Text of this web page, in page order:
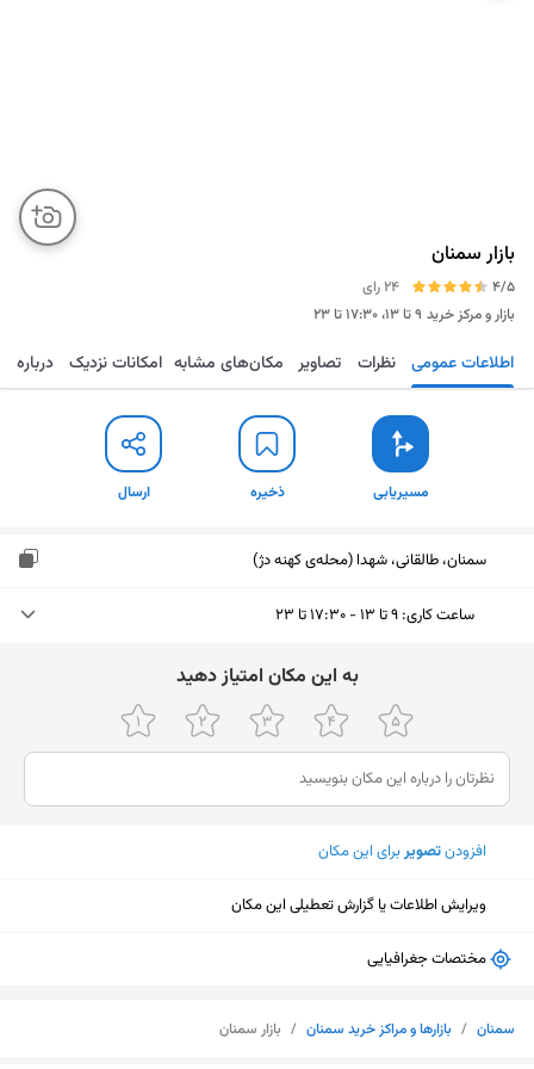
بازار سمنان
4/5
24 رای
بازار و مرکز خرید ۹ تا ۱۳، ۱۷:۳۰ تا ۲۳
مسیریابی ذخیره ارسال اطلاعات عمومی نظرات تصاویر مکان‌های مشابه امکانات نزدیک درباره
مسیریابی ذخیره ارسال
سمنان، طالقانی، شهدا (محله‌ی کهنه دژ)
ساعت کاری: ۹ تا ۱۳ - ۱۷:۳۰ تا ۲۳
چهارشنبه
۹ تا ۱۳ - ۱۷:۳۰ تا ۲۳
پنجشنبه
۹ تا ۱۳ - ۱۷:۳۰ تا ۲۳
جمعه
شنبه
یکشنبه
ﺑﻪ اﯾﻦ ﻣﮑﺎن اﻣﺘﯿﺎز دﻫﯿﺪ
افزودنتصویربرای این مکان
ویرایش اطلاعات یا گزارش تعطیلی این مکان
مختصات جغرافیایی
سمنان / بازارها و مراکز خرید سمنان / بازار سمنان